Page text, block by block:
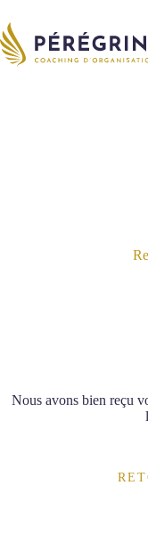
au
contenu
Nous avons bien reçu